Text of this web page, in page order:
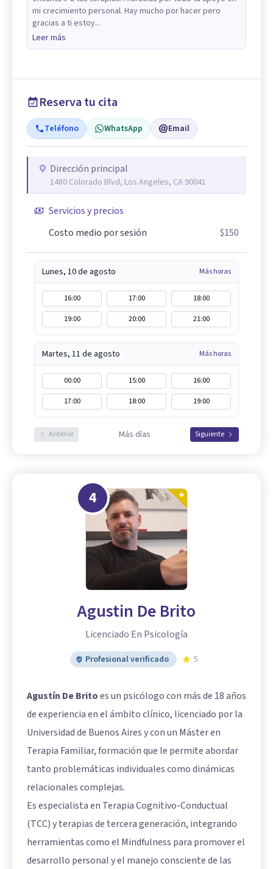
mi crecimiento personal. Hay mucho por hacer pero
gracias a ti estoy...
Leer más
Reserva tu cita
Teléfono WhatsApp Email
Dirección principal
1480 Colorado Blvd, Los Angeles, CA 90041
Servicios y precios
Costo medio por sesión
$150
Lunes, 10 de agosto Más horas
16:00 17:00
18:00
19:00
20:00 21:00
Martes, 11 de agosto Más horas
00:00 15:00
16:00
17:00
18:00 19:00
Anterior Más días Siguiente
4
Agustin De Brito
Licenciado En Psicología
Profesional verificado 5
Agustín De Britoes un psicólogo con más de 18 años
de experiencia en el ámbito clínico, licenciado por la
Universidad de Buenos Aires y con un Máster en
Terapia Familiar, formación que le permite abordar
tanto problemáticas individuales como dinámicas
relacionales complejas.
Es especialista en Terapia Cognitivo-Conductual
(TCC) y terapias de tercera generación, integrando
herramientas como el Mindfulness para promover el
desarrollo personal y el manejo consciente de las